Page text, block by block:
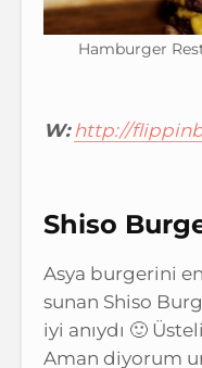
Hamburger
W: http://
Shiso
Asya burgerini
sunan Shiso
iyi anıydı 🙂
Aman diyorum